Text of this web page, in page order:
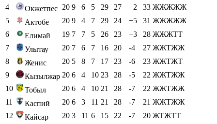
4
Окжетпес 20 9 6 5 29 27 +2 33 ЖЖЖЖЖ
5
Актобе 20 9 4 7 29 24 +5 31 ЖЖЖЖЖ
6
Елимай 19 7 7 5 26 23 +3 28 ЖЖЖТТ
7
Улытау 20 7 6 7 16 20 -4 27 ЖЖТЖЖ
8
Женис 20 5 8 7 17 23 -6 23 ЖЖТЖТ
9
Кызылжар 20 6 4 10 23 28 -5 22 ЖЖТЖЖ
10
Тобыл 20 6 4 10 21 28 -7 22 ЖЖТЖЖ
11
Каспий 20 6 3 11 21 28 -7 21 ЖЖТЖЖ
12
Кайсар 20 3 11 6 15 22 -7 20 ЖТЖТТ